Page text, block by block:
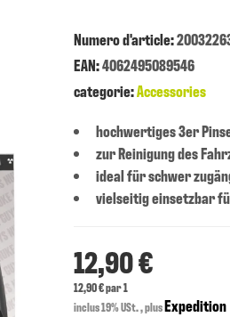
Numero d'article:
EAN:4062495089546
categorie:Accessories
hochwertiges 3er
zur Reinigung des
ideal für schwer
vielseitig einsetzbar
12,90 €
12,90 € par 1
inclus 19% USt. , plusExpedition